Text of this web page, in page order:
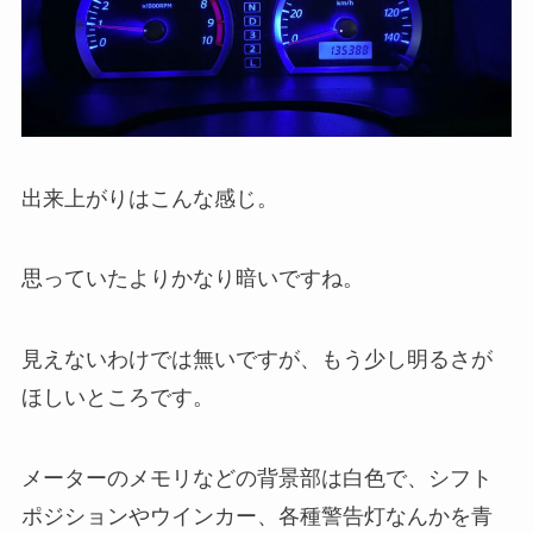
出来上がりはこんな感じ。
思っていたよりかなり暗いですね。
見えないわけでは無いですが、もう少し明るさが
ほしいところです。
メーターのメモリなどの背景部は白色で、シフト
ポジションやウインカー、各種警告灯なんかを青